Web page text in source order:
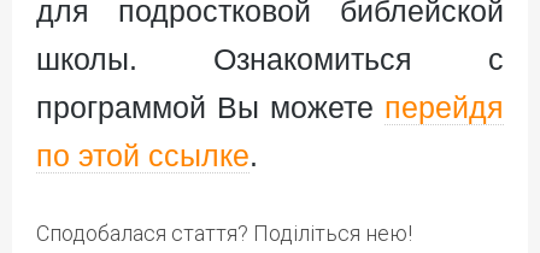
для подростковой библейской
школы. Ознакомиться с
программой Вы можете перейдя
по этой ссылке.
Сподобалася стаття? Поділіться нею!